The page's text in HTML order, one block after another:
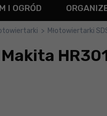
I OGRÓD
> Młotowiertarki